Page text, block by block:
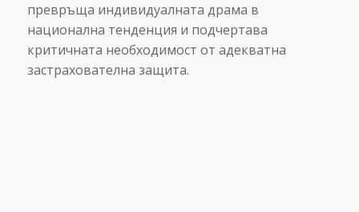
превръща индивидуалната драма в
национална тенденция и подчертава
критичната необходимост от адекватна
застрахователна защита.